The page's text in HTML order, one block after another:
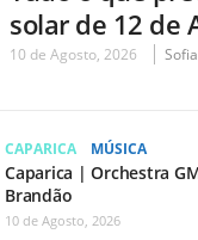
solar de 12 de
10 de Agosto, 2026
CAPARICA MÚSICA
Caparica | Orchestra
Brandão
10 de Agosto, 2026